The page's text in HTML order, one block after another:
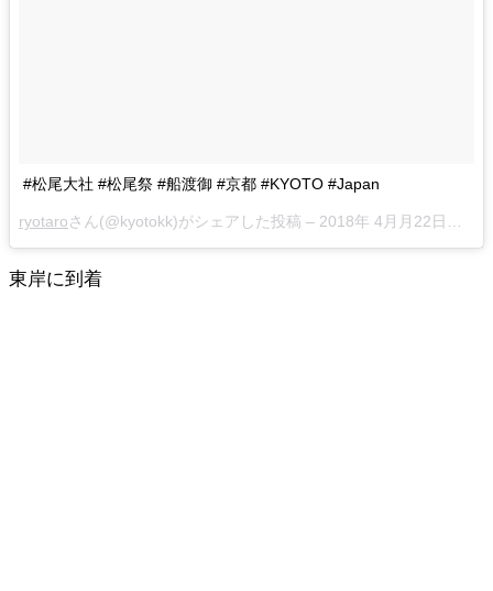
#松尾大社 #松尾祭 #船渡御 #京都 #KYOTO #Japan
ryotaroさん(@kyotokk)がシェアした投稿 – 2018年 4月月22日午前4時00分PDT
東岸に到着